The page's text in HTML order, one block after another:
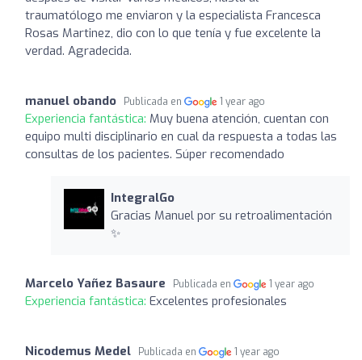
traumatólogo me enviaron y la especialista Francesca
Rosas Martinez, dio con lo que tenía y fue excelente la
verdad. Agradecida.
manuel obando Publicada en 1 year ago
Experiencia fantástica: Muy buena atención, cuentan con
equipo multi disciplinario en cual da respuesta a todas las
consultas de los pacientes. Súper recomendado
IntegralGo
Gracias Manuel por su retroalimentación
✨
Marcelo Yañez Basaure Publicada en 1 year ago
Experiencia fantástica: Excelentes profesionales
Nicodemus Medel Publicada en 1 year ago